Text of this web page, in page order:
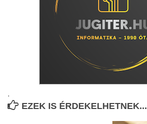
.
EZEK IS ÉRDEKELHETNEK...